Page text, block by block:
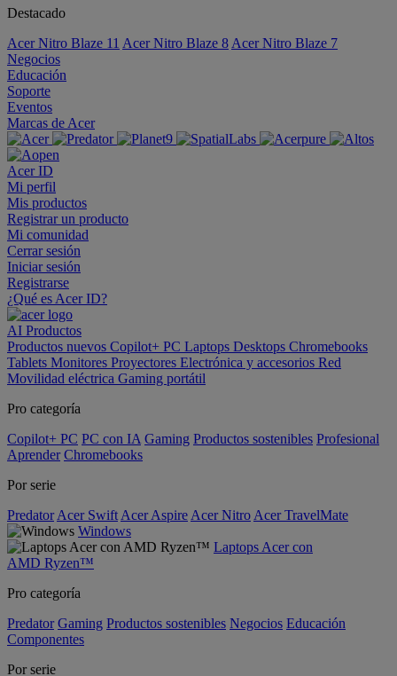
Destacado
Acer Nitro Blaze 11 Acer Nitro Blaze 8 Acer Nitro Blaze 7
Negocios
Educación
Soporte
Eventos
Marcas de Acer
Acer ID
Mi perfil
Mis productos
Registrar un producto
Mi comunidad
Cerrar sesión
Iniciar sesión
Registrarse
¿Qué es Acer ID?
AI Productos
Productos nuevos Copilot+ PC Laptops Desktops Chromebooks
Tablets Monitores Proyectores Electrónica y accesorios Red
Movilidad eléctrica Gaming portátil
Pro categoría
Copilot+ PC PC con IA Gaming Productos sostenibles Profesional
Aprender Chromebooks
Por serie
Predator Acer Swift Acer Aspire Acer Nitro Acer TravelMate
Windows
Laptops Acer con
AMD Ryzen™
Pro categoría
Predator Gaming Productos sostenibles Negocios Educación
Componentes
Por serie